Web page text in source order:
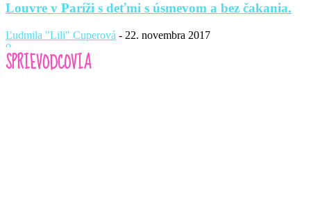
Louvre v Paríži s deťmi s úsmevom a bez čakania.
Ľudmila "Lili" Cuperová - 22. novembra 2017
0
SPRIEVODCOVIA